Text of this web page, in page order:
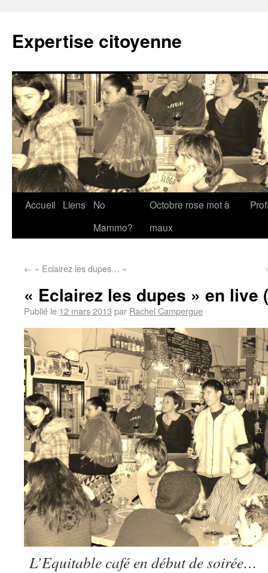
Expertise citoyenne
Accueil Liens
No
Mammo?
Octobre rose mot à
maux
← « Eclairez les dupes… »
« Eclairez les dupes » en live
Publié le 12 mars 2013 par Rachel Campergue
L’Equitable café en début de soirée…